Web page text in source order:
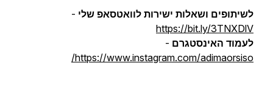
לשיתופים ושאלות ישירות לוואטסאפ שלי -
https://bit.ly/3TNXDlV
לעמוד האינסטגרם -
https://www.instagram.com/adimaorsiso/